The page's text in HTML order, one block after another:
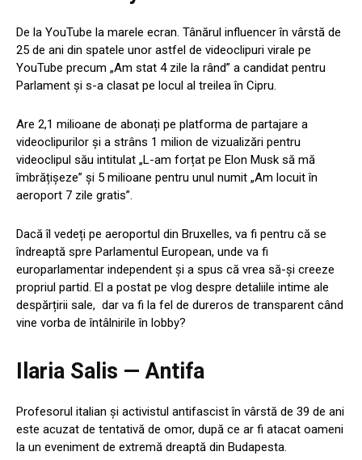
De la YouTube la marele ecran. Tânărul influencer în vârstă de
25 de ani din spatele unor astfel de videoclipuri virale pe
YouTube precum „Am stat 4 zile la rând” a candidat pentru
Parlament și s-a clasat pe locul al treilea în Cipru.
Are 2,1 milioane de abonați pe platforma de partajare a
videoclipurilor și a strâns 1 milion de vizualizări pentru
videoclipul său intitulat „L-am forțat pe Elon Musk să mă
îmbrățișeze” și 5 milioane pentru unul numit „Am locuit în
aeroport 7 zile gratis”.
Dacă îl vedeți pe aeroportul din Bruxelles, va fi pentru că se
îndreaptă spre Parlamentul European, unde va fi
europarlamentar independent și a spus că vrea să-și creeze
propriul partid. El a postat pe vlog despre detaliile intime ale
despărțirii sale, dar va fi la fel de dureros de transparent când
vine vorba de întâlnirile în lobby?
Ilaria Salis — Antifa
Profesorul italian și activistul antifascist în vârstă de 39 de ani
este acuzat de tentativă de omor, după ce ar fi atacat oameni
la un eveniment de extremă dreaptă din Budapesta.